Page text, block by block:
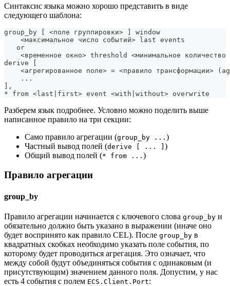
Синтаксис языка можно хорошо представить в виде
следующего шаблона:
group_by [ <поле группировки> ]
window
<максимальное число событий> last events
   or
<временное окно> threshold <минимальное количество
derive
[
<агрегированное поле> = <правило трансформации> (
.. .
] ,
* from <last first> event <with without> overwrite
Разберем язык подробнее. Условно можно поделить выше
написанное правило на три секции:
Само правило агрегации (group_by ... )
Частный вывод полей (derive [ ... ] )
Общий вывод полей (* from ... )
Правило агрегации
group_by
Правило агрегации начинается с ключевого слова group_by и
обязательно должно быть указано в выражении (иначе оно
будет воспринято как правило CEL). После group_by в
квадратных скобках необходимо указать поле события, по
которому будет проводиться агрегация. Это означает, что
между собой будут объединяться события с одинаковым (и
присутствующим) значением данного поля. Допустим, у нас
есть 4 события с полем ECS.Client.Port: